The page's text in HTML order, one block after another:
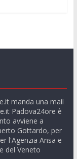
manda una mail
Padova24ore è
avviene a
Gottardo, per
l'Agenzia Ansa e
del Veneto